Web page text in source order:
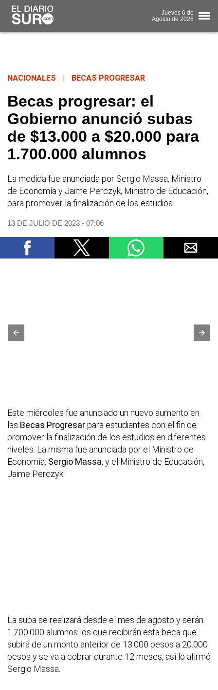
Jueves 6 de
Agosto de 2026
NACIONALES BECAS PROGRESAR
Becas progresar: el
Gobierno anunció subas
de $13.000 a $20.000 para
1.700.000 alumnos
La medida fue anunciada por Sergio Massa, Ministro
de Economía y Jaime Perczyk, Ministro de Educación,
para promover la finalización de los estudios.
13 DE JULIO DE 2023 - 07:06
Este miércoles fue anunciado un nuevo aumento en
las Becas Progresarpara estudiantes con el fin de
promover la finalización de los estudios en diferentes
niveles. La misma fue anunciada por el Ministro de
Economía, Sergio Massa, y el Ministro de Educación,
Jaime Perczyk.
La suba se realizará desde el mes de agosto y serán
1.700.000 alumnos los que recibirán esta beca que
subirá de un monto anterior de 13.000 pesos a 20.000
pesos y se va a cobrar durante 12 meses, así lo afirmó
Sergio Massa.